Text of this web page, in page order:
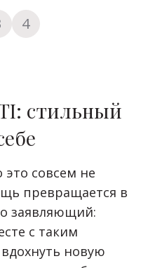
4
стильный
это совсем не
превращается в
заявляющий:
с таким
новую